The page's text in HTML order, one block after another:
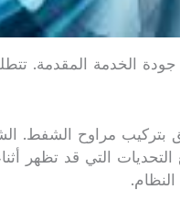
الخدمة المقدمة.
بتركيب مراوح الشفط.
التي قد تظهر